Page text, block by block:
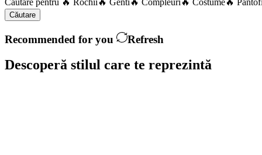
Căutare pentru 🔥 Rochii 🔥 Genti 🔥 Compleuri 🔥 Costume🔥
Căutare
Recommended for you Refresh
Descoperă stilul care te reprezintă